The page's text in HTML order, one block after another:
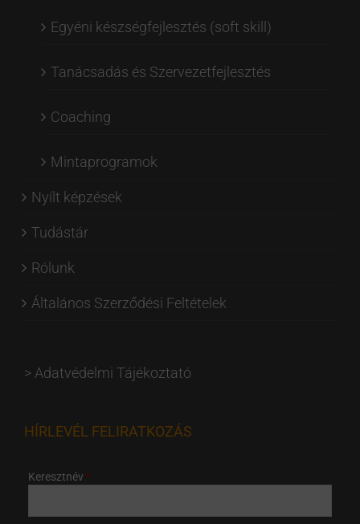
Egyéni készségfejlesztés (soft skill)
Tanácsadás és Szervezetfejlesztés
Coaching
Mintaprogramok
Nyílt képzések
Tudástár
Rólunk
Általános Szerződési Feltételek
>Adatvédelmi Tájékoztató
HÍRLEVÉL FELIRATKOZÁS
Keresztnév